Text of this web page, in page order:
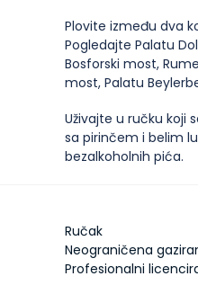
Plovite između dva
Pogledajte Palatu
Bosforski most,
most, Palatu
Uživajte u ručku koji
sa pirinčem i belim
bezalkoholnih pića.
Ručak
Neograničena
Profesionalni